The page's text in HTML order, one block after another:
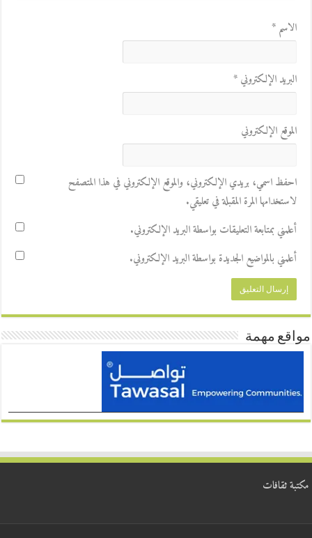
الاسم*
البريد الإلكتروني*
الموقع الإلكتروني
احفظ اسمي، بريدي الإلكتروني، والموقع الإلكتروني في هذا المتصفح
لاستخدامها المرة المقبلة في تعليقي.
أعلمني بمتابعة التعليقات بواسطة البريد الإلكتروني.
أعلمني بالمواضيع الجديدة بواسطة البريد الإلكتروني.
مواقع مهمة
مكتبة ثقافات